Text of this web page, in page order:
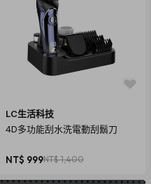
LC生活科技
4D多功能刮水洗電動刮鬍刀
NT$ 999NT$ 1,400